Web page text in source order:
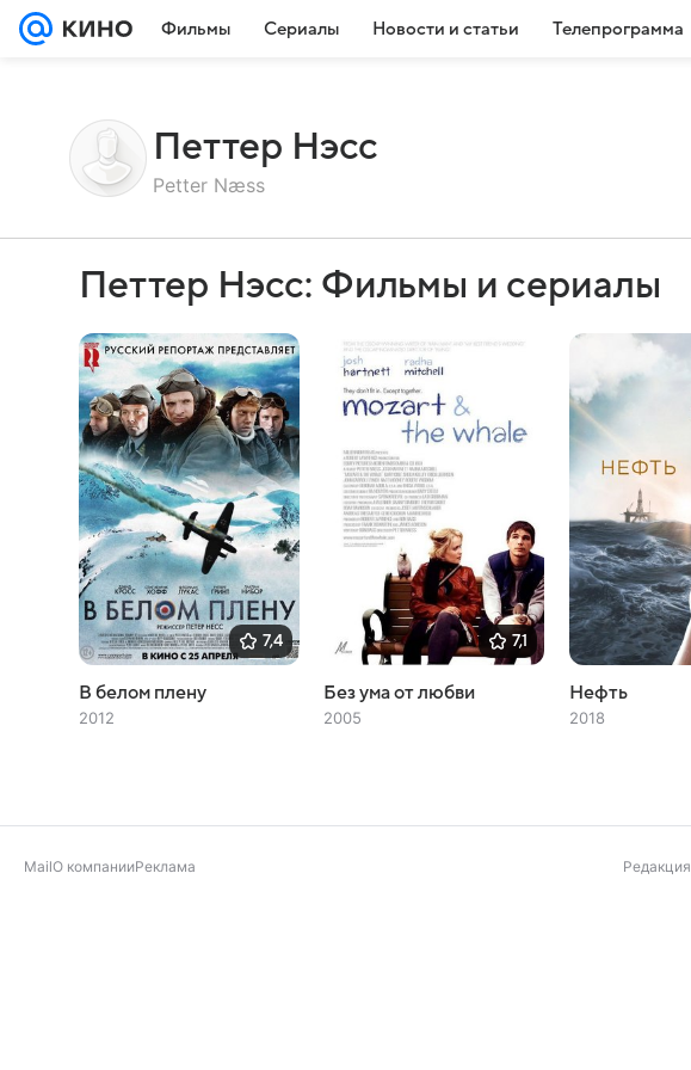
Фильмы Сериалы Новости и статьи Телепрограмма
Петтер Нэсс
Petter Næss
Петтер Нэсс: Фильмы и сериалы
7,4
В белом плену
2012
7,1
Без ума от любви
2005
Нефть
2018
MailО компанииРеклама Редакция